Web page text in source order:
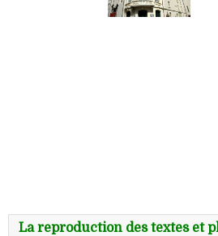
La reproduction des textes et